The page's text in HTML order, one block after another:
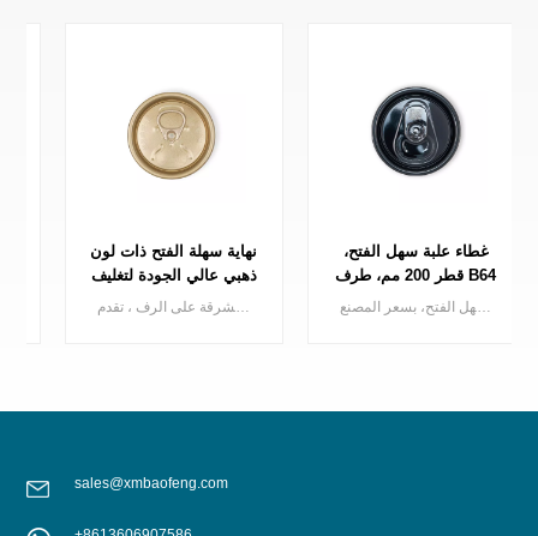
نهاية سهلة الفتح ذات لون
ذهبي عالي الجودة لتغليف
المشروبات
نهاية اللون الذهبي تجعل علبة المشروبات الخاصة بك مشرقة على الرف ، تقدم Baofeng سلسلة كاملة من العلب الذهبية تشمل الذهبي الفاتح والذهبي الداكن.
غطاء علبة سهل الفتح،
قطر 200 مم، طرف B64
لعلبة مشروبات منغطاء علبة مشروبات من الألومنيوم المطلي باللون الأسود بقطر 200 مم، سهل الفتح، بسعر المصنع
sales@xmbaofeng.com